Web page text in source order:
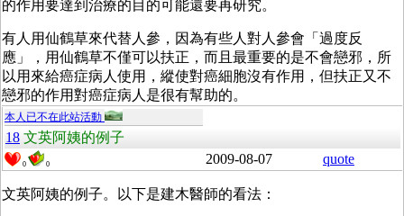
的作用要達到治療的目的可能還要再研究。
有人用仙鶴草來代替人參，因為有些人對人參會「過度反
應」，用仙鶴草不僅可以扶正，而且最重要的是不會戀邪，所
以用來給癌症病人使用，縱使對癌細胞沒有作用，但扶正又不
戀邪的作用對癌症病人是很有幫助的。
本人已不在此站活動
18 文英阿姨的例子
0 0 2009-08-07 quote
文英阿姨的例子。以下是建木醫師的看法：